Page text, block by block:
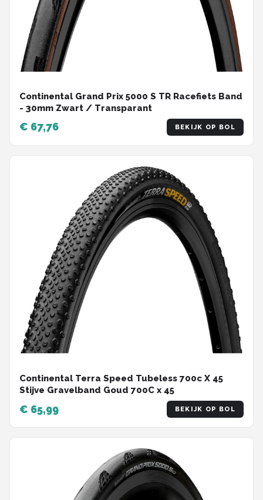
Continental Grand Prix 5000 S TR Racefiets Band
- 30mm Zwart / Transparant
€ 67,76 BEKIJK OP BOL
Continental Terra Speed Tubeless 700c X 45
Stijve Gravelband Goud 700C x 45
€ 65,99 BEKIJK OP BOL